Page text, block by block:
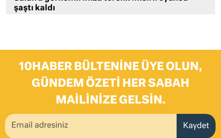
şaştı kaldı
10HABER BÜLTENINE ÜYE OLUN,
GÜNDEM ÖZETI HER SABAH
MAILINIZE GELSIN.
Kaydet